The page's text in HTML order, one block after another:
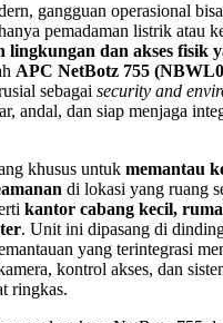
gangguan operasional
pemadaman listrik atau
lingkungan dan akses fisik
APC NetBotz 755
sebagai security and
andal, dan siap menjaga
khusus untuk memantau
di lokasi yang ruang
kantor cabang kecil,
. Unit ini dipasang di
yang terintegrasi
kontrol akses, dan
ringkas.